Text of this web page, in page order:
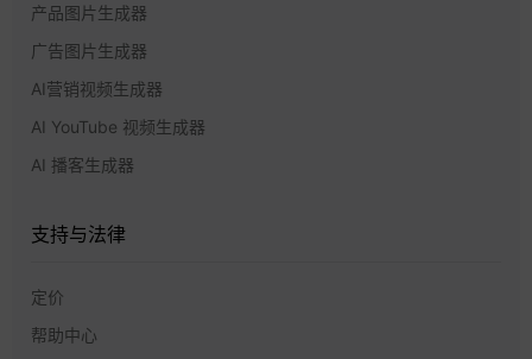
产品图片生成器
广告图片生成器
AI营销视频生成器
AI YouTube 视频生成器
AI 播客生成器
支持与法律
定价
帮助中心